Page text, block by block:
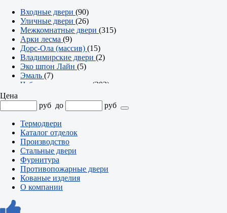
Входные двери (90)
Уличные двери (26)
Межкомнатные двери (315)
Арки лесма (9)
Дорс-Ола (массив) (15)
Владимирские двери (2)
Эко шпон Лайн (5)
Эмаль (7)
Чебоксарские двери (302)
Серия Твин (2)
Серия Британия(7)
Серия Аурум
Арки(7)
Серия Эмма(21)
Серия Офис(74)
Серия Олимп(36)
Серия Модерн(18)
Серия Контур(47)
Серия Компакт(25)
Серия Классика
Цена
руб до руб
Термодвери
Каталог отделок
Производство
Стальные двери
Фурнитура
Противопожарные двери
Кованые изделия
О компании